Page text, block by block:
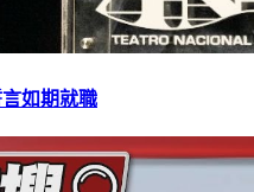
如期就職